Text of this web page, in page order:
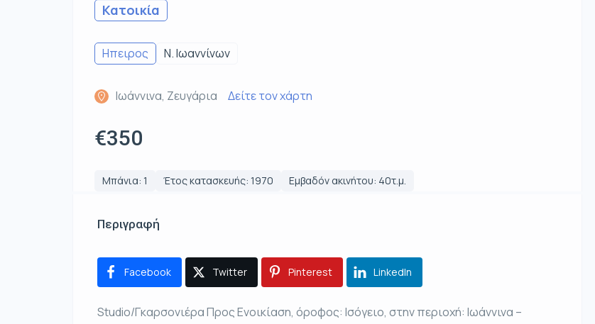
Κατοικία
Ηπειρος Ν. Ιωαννίνων
Ιωάννινα, Ζευγάρια Δείτε τον χάρτη
€350
Μπάνια: 1 Έτος κατασκευής: 1970 Εμβαδόν ακινήτου: 40τ.μ.
Περιγραφή
Facebook Twitter Pinterest LinkedIn
Studio/Γκαρσονιέρα Προς Ενοικίαση, όροφος: Ισόγειο, στην περιοχή: Ιωάννινα –